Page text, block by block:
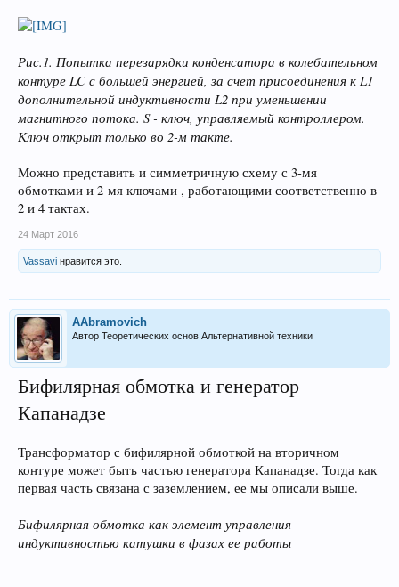
Рис.1. Попытка перезарядки конденсатора в колебательном
контуре LC с большей энергией, за счет присоединения к L1
дополнительной индуктивности L2 при уменьшении
магнитного потока. S - ключ, управляемый контроллером.
Ключ открыт только во 2-м такте.
Можно представить и симметричную схему с 3-мя
обмотками и 2-мя ключами , работающими соответственно в
2 и 4 тактах.
24 Март 2016
Vassavi нравится это.
AAbramovich
Автор Теоретических основ Альтернативной техники
Бифилярная обмотка и генератор
Капанадзе
Трансформатор с бифилярной обмоткой на вторичном
контуре может быть частью генератора Капанадзе. Тогда как
первая часть связана с заземлением, ее мы описали выше.
Бифилярная обмотка как элемент управления
индуктивностью катушки в фазах ее работы